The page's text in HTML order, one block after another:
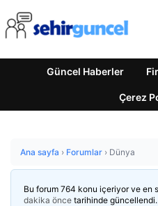
Güncel Haberler
Çerez
Ana sayfa › Forumlar › Dünya
Bu forum 764 konu içeriyor ve en
dakika önce tarihinde güncellendi.